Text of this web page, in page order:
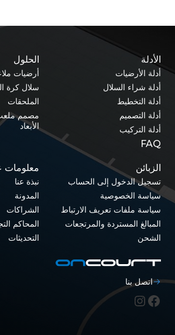
الحلول
أرضيات
سلال كرة
الملحقات
مصمم
الأبعاد
الأدلة
أدلة الأرضيات
أدلة شراء السلال
أدلة التخطيط
أدلة التصميم
أدلة التركيب
FAQ
الزبائن
تسجيل الدخول إلى الحساب
سياسة الخصوصية
سياسة ملفات تعريف الارتباط
المبالغ المستردة والمرتجعات
الشحن
معلومات
نبذة عنا
المدونة
الشراكات
المحاكم
التحديثات
اتصل بنا
فيسبوك
إنستغرام